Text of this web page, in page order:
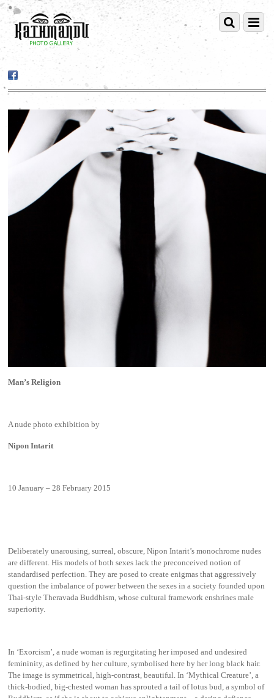
Man’s Religion
A nude photo exhibition by
Nipon Intarit
10 January – 28 February 2015
Deliberately unarousing, surreal, obscure, Nipon Intarit’s monochrome nudes
are different. His models of both sexes lack the preconceived notion of
standardised perfection. They are posed to create enigmas that aggressively
question the imbalance of power between the sexes in a society founded upon
Thai-style Theravada Buddhism, whose cultural framework enshrines male
superiority.
In ‘Exorcism’, a nude woman is regurgitating her imposed and undesired
femininity, as defined by her culture, symbolised here by her long black hair.
The image is symmetrical, high-contrast, beautiful. In ‘Mythical Creature’, a
thick-bodied, big-chested woman has sprouted a tail of lotus bud, a symbol of